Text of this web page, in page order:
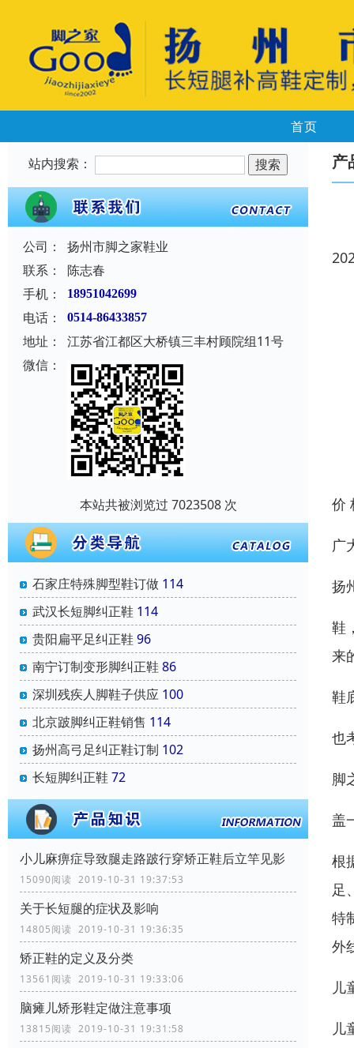
首页
站内搜索：
公司：
扬州市脚之家鞋业
联系：
陈志春
手机：
18951042699
电话： 0514-86433857
地址：
江苏省江都区大桥镇三丰村顾院组11号
微信：
本站共被浏览过 7023508 次
石家庄特殊脚型鞋订做 114
武汉长短脚纠正鞋 114
贵阳扁平足纠正鞋 96
南宁订制变形脚纠正鞋 86
深圳残疾人脚鞋子供应 100
北京跛脚纠正鞋销售 114
扬州高弓足纠正鞋订制 102
长短脚纠正鞋 72
小儿麻痹症导致腿走路跛行穿矫正鞋后立竿见影
15090阅读 2019-10-31 19:37:53
关于长短腿的症状及影响
14805阅读 2019-10-31 19:36:35
矫正鞋的定义及分类
13561阅读 2019-10-31 19:33:06
脑瘫儿矫形鞋定做注意事项
13815阅读 2019-10-31 19:31:58
产
价
广
扬
鞋
来
鞋
也
脚
盖
根
足
特
外
儿
儿